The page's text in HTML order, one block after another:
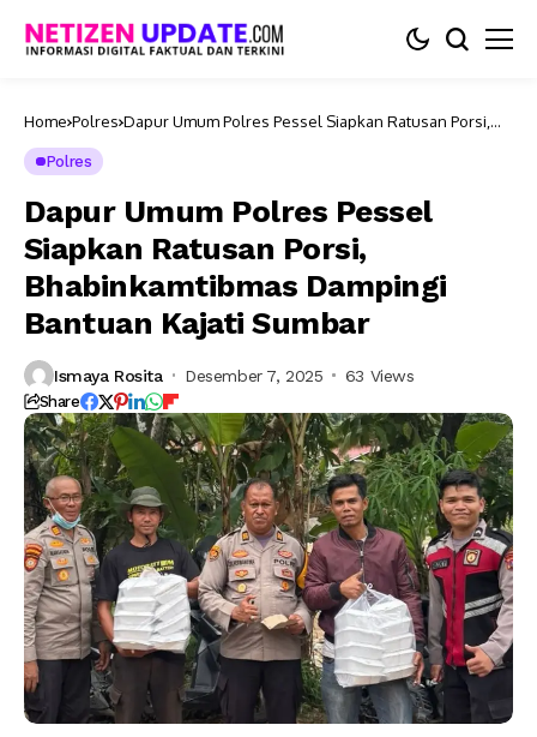
Home Polres Dapur Umum Polres Pessel Siapkan Ratusan Porsi,
Polres
Dapur Umum Polres Pessel
Siapkan Ratusan Porsi,
Bhabinkamtibmas Dampingi
Bantuan Kajati Sumbar
Ismaya Rosita Desember 7, 2025 63 Views
Share